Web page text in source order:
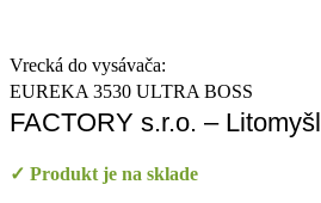
Vrecká do vysávača:
EUREKA 3530 ULTRA BOSS
FACTORY s.r.o. – Litomyšl
✓ Produkt je na sklade